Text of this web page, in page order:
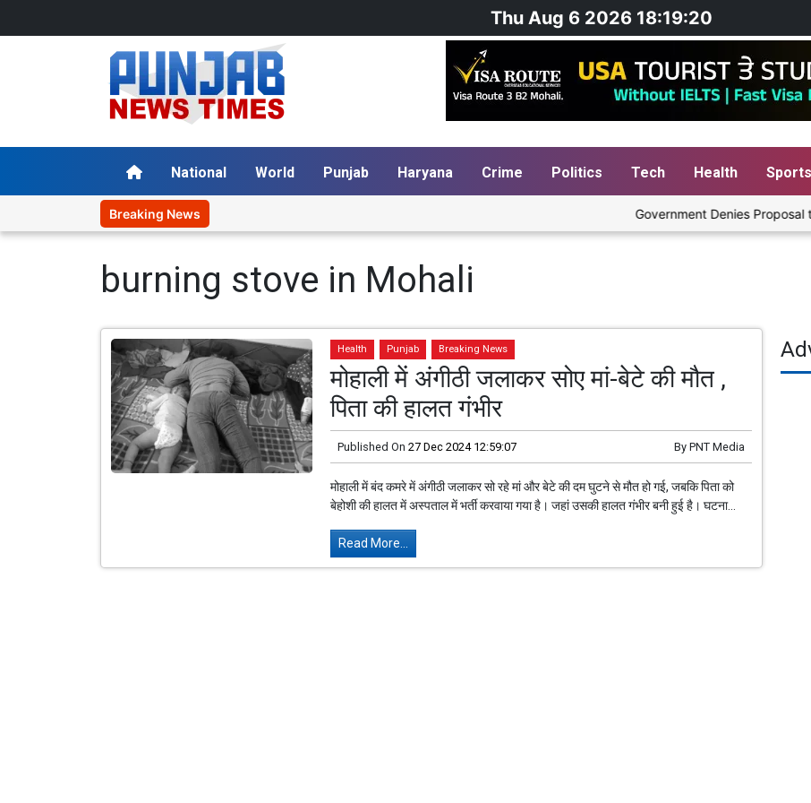
Thu Aug 6 2026 18:19:20
National World Punjab Haryana Crime Politics Tech Health Sports
Breaking News Government Denies Proposal to
burning stove in Mohali
Health Punjab Breaking News
मोहाली में अंगीठी जलाकर सोए मां-बेटे की मौत ,
पिता की हालत गंभीर
Published On 27 Dec 2024 12:59:07 By PNT Media
मोहाली में बंद कमरे में अंगीठी जलाकर सो रहे मां और बेटे की दम घुटने से मौत हो गई, जबकि पिता को
बेहोशी की हालत में अस्पताल में भर्ती करवाया गया है। जहां उसकी हालत गंभीर बनी हुई है। घटना...
Read More...